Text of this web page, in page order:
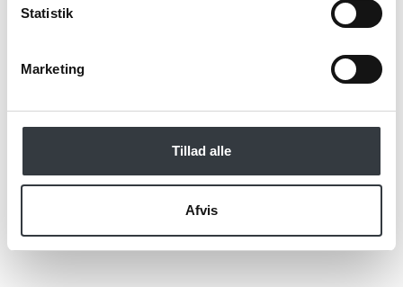
Statistik
Marketing
Tillad alle
Afvis